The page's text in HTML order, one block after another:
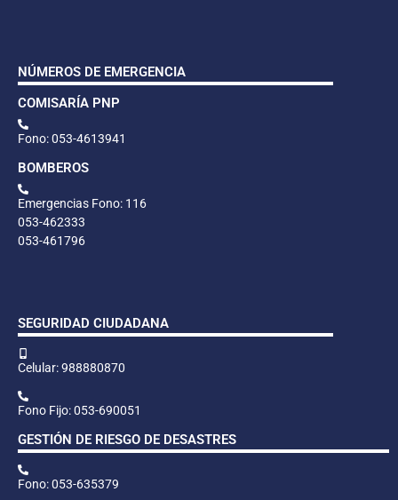
NÚMEROS DE EMERGENCIA
COMISARÍA PNP
Fono: 053-4613941
BOMBEROS
Emergencias Fono: 116
053-462333
053-461796
SEGURIDAD CIUDADANA
Celular: 988880870
Fono Fijo: 053-690051
GESTIÓN DE RIESGO DE DESASTRES
Fono: 053-635379